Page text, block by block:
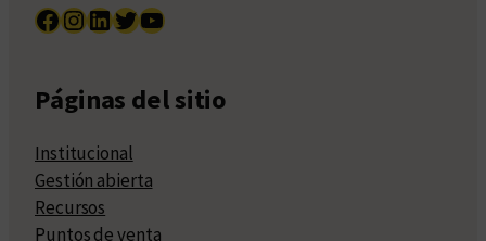
Facebook InstagramLinkedIn Twitter YouTube
Páginas del sitio
Institucional
Gestión abierta
Recursos
Puntos de venta